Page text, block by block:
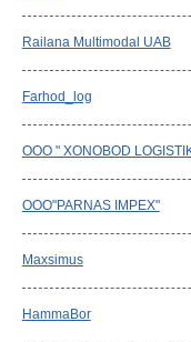
Railana Multimodal UAB
Farhod_log
OOO " XONOBOD
OOO"PARNAS IMPEX"
Maxsimus
HammaBor